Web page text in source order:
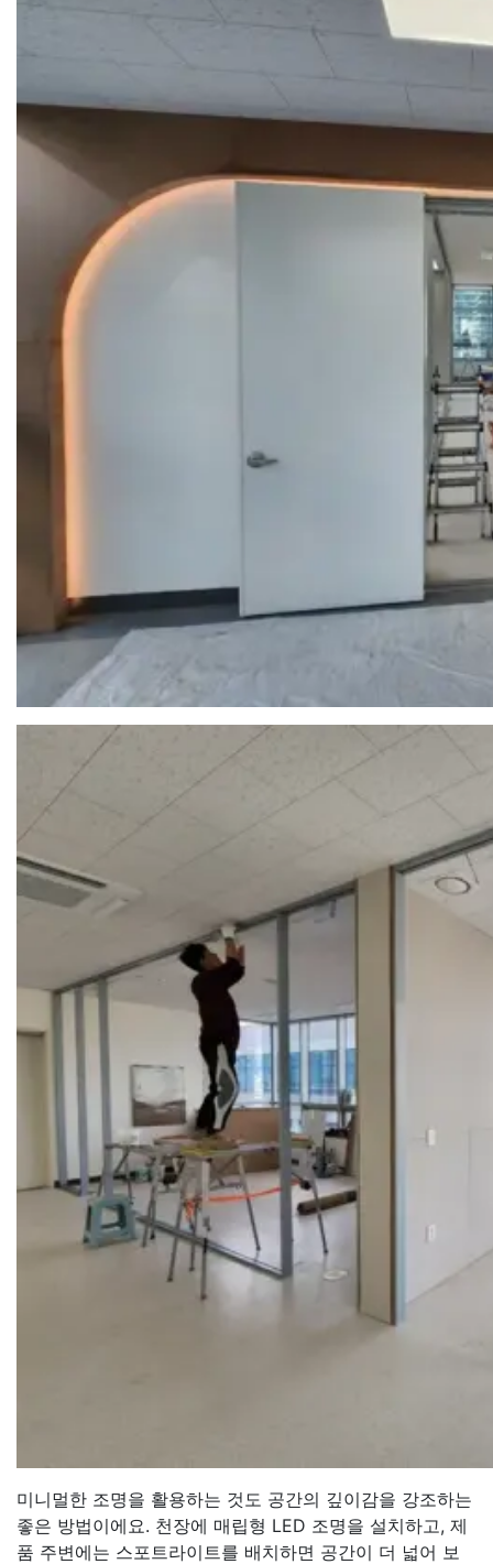
미니멀한 조명을 활용하는 것도 공간의 깊이감을 강조하는
좋은 방법이에요. 천장에 매립형 LED 조명을 설치하고, 제
품 주변에는 스포트라이트를 배치하면 공간이 더 넓어 보